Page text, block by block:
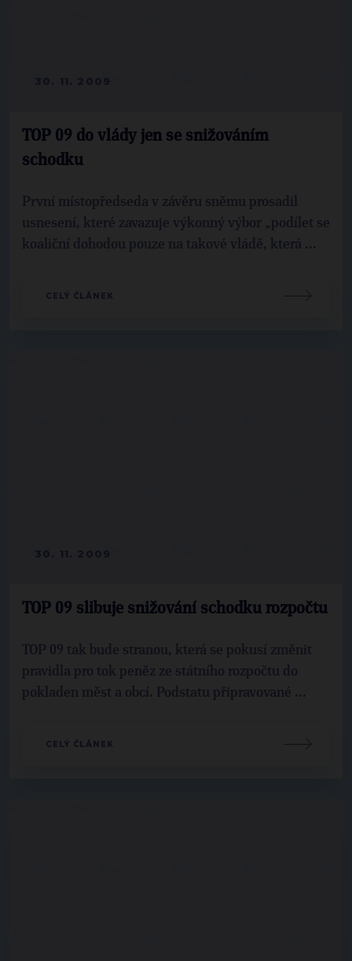
TOP 09 do vlády jen se snižováním
schodku
První místopředseda v závěru sněmu prosadil
usnesení, které zavazuje výkonný výbor „podílet se
koaliční dohodou pouze na takové vládě, která ...
CELÝ ČLÁNEK
TOP 09 slibuje snižování schodku rozpočtu
TOP 09 tak bude stranou, která se pokusí změnit
pravidla pro tok peněz ze státního rozpočtu do
pokladen měst a obcí. Podstatu připravované ...
CELÝ ČLÁNEK